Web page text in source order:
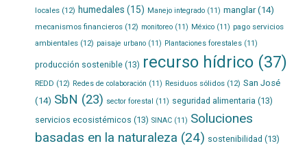
locales(12) humedales (15) Manejo integrado(11) manglar(14)
mecanismos financieros(12) monitoreo(11) México(11) pago servicios
ambientales(12) paisaje urbano(11) Plantaciones forestales(11)
producción sostenible(13) recurso hídrico(37)
REDD (12) Redes de colaboración (11) Residuos sólidos(12) San José
(14) SbN (23) sector forestal (11) seguridad alimentaria (13)
servicios ecosistémicos (13) SINAC(11) Soluciones
basadas en la naturaleza (24) sostenibilidad (13)